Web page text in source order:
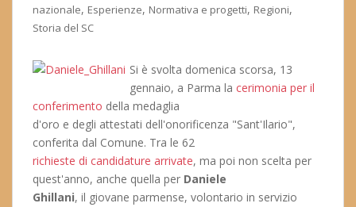
nazionale, Esperienze, Normativa e progetti, Regioni,
Storia del SC
Si è svolta domenica scorsa, 13
gennaio, a Parma la cerimonia per il
conferimento della medaglia
d'oro e degli attestati dell'onorificenza "Sant'Ilario",
conferita dal Comune. Tra le 62
richieste di candidature arrivate, ma poi non scelta per
quest'anno, anche quella per Daniele
Ghillani, il giovane parmense, volontario in servizio